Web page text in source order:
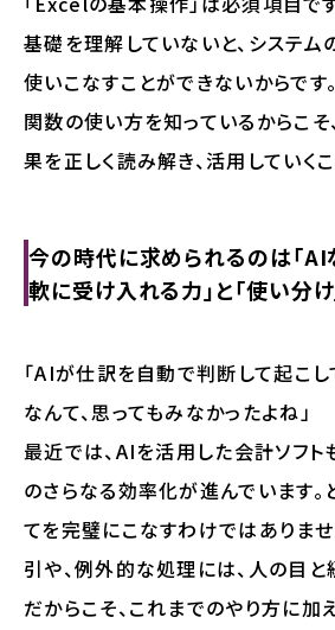
基礎を理解していないと、システ
使いこなすことができないからで
関数の使い方を知っているからこそ
果を正しく読み解き、活用していく
今の時代に求められるのは「
軟に受け入れる力」と「使い分け
「AIが仕訳を自動で判断して起こ
なんて、思ってもみなかったよね」
最近では、AIを活用した会計ソフト
のさらなる効率化が進んでいます。
てを完璧にこなすわけではありま
引や、例外的な処理には、人の目と
だからこそ、これまでのやり方に加